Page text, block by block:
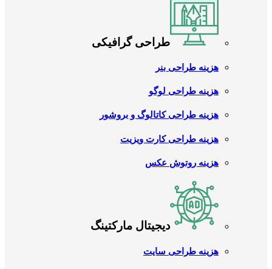
طراحی گرافیکی
هزینه طراحی بنر
هزینه طراحی لوگو
هزینه طراحی کاتالوگ و بروشور
هزینه طراحی کارت ویزیت
هزینه روتوش عکس
دیجیتال مارکتینگ
هزینه طراحی سایت